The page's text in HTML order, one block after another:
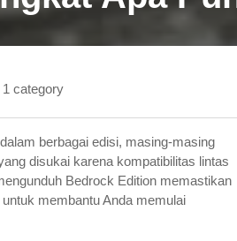
1 category
berbagai edisi, masing-masing
disukai karena kompatibilitas lintas
Bedrock Edition memastikan
membantu Anda memulai